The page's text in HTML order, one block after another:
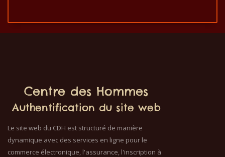
Centre des Hommes
Authentification du site web
Le site web du CDH est structuré de manière
dynamique avec des services en ligne pour le
commerce électronique, l'assurance, l'inscription à